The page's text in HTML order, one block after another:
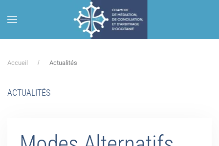
Accéder au contenu principal
Accueil Actualités
ACTUALITÉS